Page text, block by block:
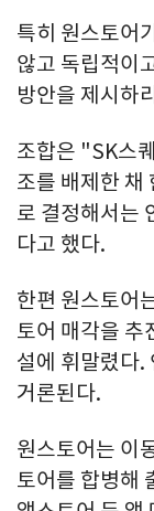
특히 원스토어
않고 독립적이
방안을 제시하
조합은 "SK스
조를 배제한 채
로 결정해서는
다고 했다.
한편 원스토어
토어 매각을 추
설에 휘말렸다
거론된다.
원스토어는 이
토어를 합병해